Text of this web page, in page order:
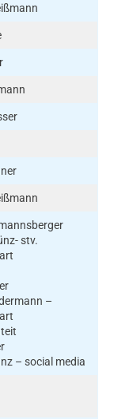
stv.
–
– social media